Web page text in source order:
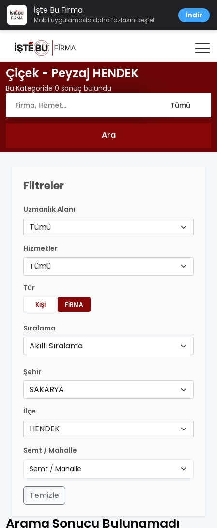
İşte Bu Firma
Mobil uygulamada daha fazlasını keşfet
İndir
Çiçek - Peyzaj HENDEK
Bu Kategoride 0 sonuç bulundu
Filtreler
Uzmanlık Alanı
Tümü
Hizmetler
Tümü
Tür
KIŞI FIRMA
Sıralama
Akıllı Sıralama
Şehir
SAKARYA
İlçe
HENDEK
Semt / Mahalle
Temizle
Arama Sonucu Bulunamadı